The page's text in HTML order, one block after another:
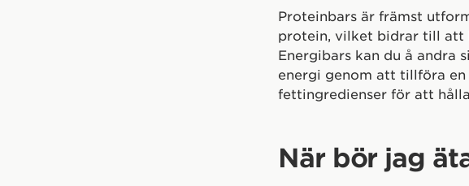
Proteinbars är främst
protein, vilket bidrar till att
Energibars kan du å andra
energi genom att tillföra
fettingredienser för att
När bör jag